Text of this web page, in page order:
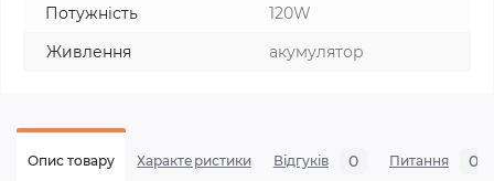
Потужність
120W
Живлення
акумулятор
Опис товару Характеристики Відгуків 0 Питання 0